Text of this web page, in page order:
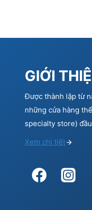
GIỚI
Được thành lập từ
những cửa hàng
specialty store)
Xem chi tiết